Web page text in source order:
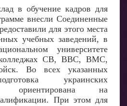
в обучение кадров для
внесли Соединенные
для этого места
учебных заведений, в
университете
СВ, ВВС, ВМС,
Во всех указанных
украинских
ориентирована на
При этом для